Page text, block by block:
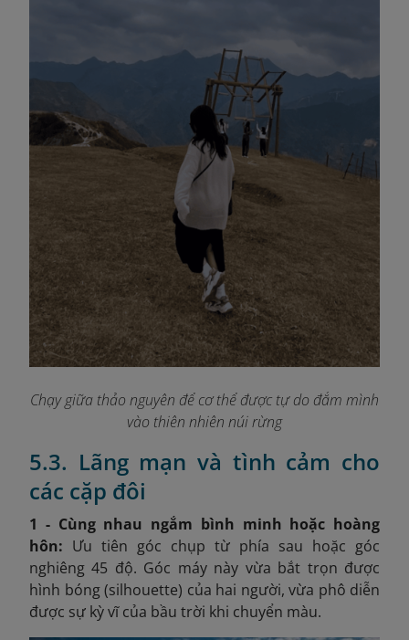
Chạy giữa thảo nguyên để cơ thể được tự do đắm mình
vào thiên nhiên núi rừng
5.3. Lãng mạn và tình cảm cho
các cặp đôi
1 - Cùng nhau ngắm bình minh hoặc hoàng
hôn: Ưu tiên góc chụp từ phía sau hoặc góc
nghiêng 45 độ. Góc máy này vừa bắt trọn được
hình bóng (silhouette) của hai người, vừa phô diễn
được sự kỳ vĩ của bầu trời khi chuyển màu.